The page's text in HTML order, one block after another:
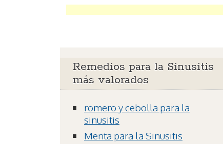
Remedios para la Sinusitis
más valorados
romero y cebolla para la
sinusitis
Menta para la Sinusitis